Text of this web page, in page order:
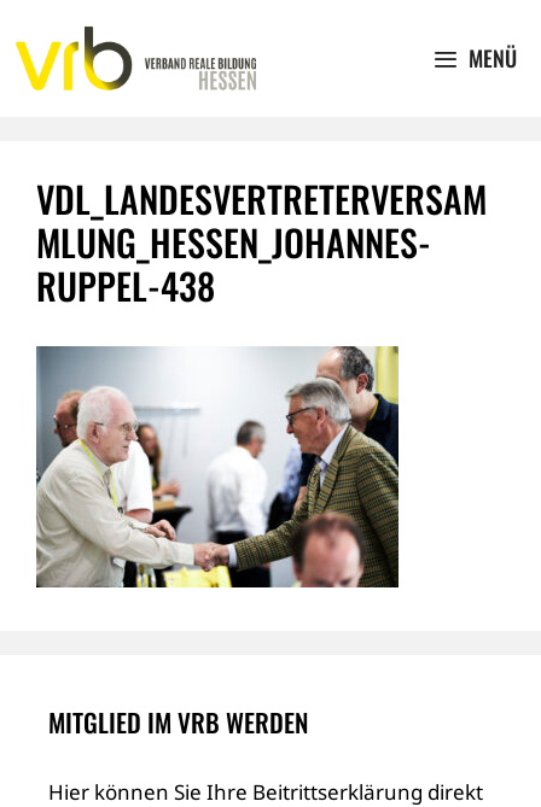
Inhalt
springen
MENÜ
VDL_LANDESVERTRETERVERSAM
MLUNG_HESSEN_JOHANNES-
RUPPEL-438
MITGLIED IM VRB WERDEN
Hier können Sie Ihre Beitrittserklärung direkt